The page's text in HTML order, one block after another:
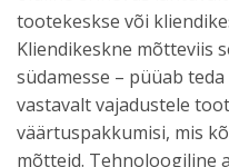
tootekeskse või
Kliendikeskne mõtteviis
südamesse – püüab
vastavalt vajadustele
väärtuspakkumisi, mis
mõtteid. Tehnoloogiline